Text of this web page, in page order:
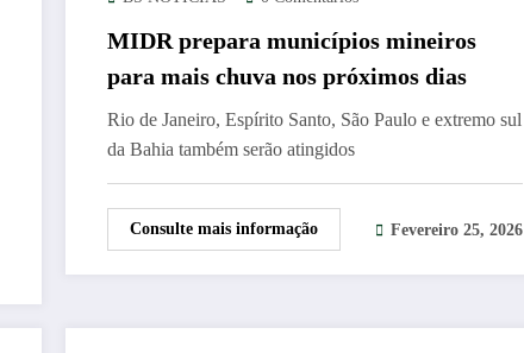
MIDR prepara municípios mineiros
para mais chuva nos próximos dias
Rio de Janeiro, Espírito Santo, São Paulo e extremo sul
da Bahia também serão atingidos
Consulte mais informação Fevereiro 25, 2026